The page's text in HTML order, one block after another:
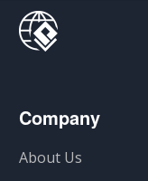
Company
About Us